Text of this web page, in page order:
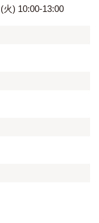
) 10:00-13:00